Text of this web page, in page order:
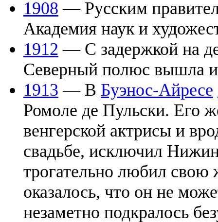
1908 — Русским
Академия наук и
1912 — С задержкой на
Северный полюс вышла
1913 — В Буэнос-Айресе
Ромоле де Пульски. Его
венгерской актрисы и
свадьбе, исключил
трогательно любил
оказалось, что он не
незаметно подкралось